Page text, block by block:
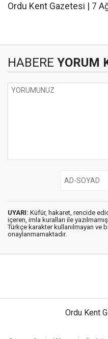
Ordu Kent Gazetesi | 7
HABERE YORUM
UYARI: Küfür, hakaret, rencide
içeren, imla kuralları ile yazılmamış,
Türkçe karakter kullanılmayan ve
onaylanmamaktadır.
Ordu Kent